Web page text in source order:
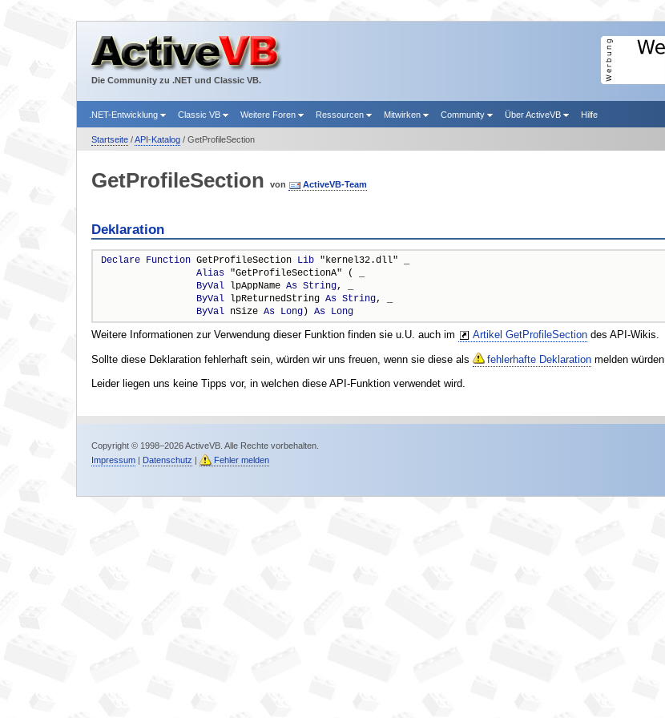
Die Community zu .NET und Classic VB.
.NET-Entwicklung Classic VB Weitere Foren Ressourcen Mitwirken Community Über ActiveVB Hilfe
Startseite/API-Katalog/ GetProfileSection
GetProfileSection von ActiveVB-Team
Deklaration
Declare Function GetProfileSection Lib "kernel32.dll" _
Alias "GetProfileSectionA" ( _
ByVal lpAppName As String, _
ByVal lpReturnedString As String, _
ByVal nSize As Long) As Long
Weitere Informationen zur Verwendung dieser Funktion finden sie u.U. auch im Artikel GetProfileSectiondes API-Wikis.
Sollte diese Deklaration fehlerhaft sein, würden wir uns freuen, wenn sie diese als fehlerhafte Deklarationmelden würden.
Leider liegen uns keine Tipps vor, in welchen diese API-Funktion verwendet wird.
Copyright © 1998–2026 ActiveVB. Alle Rechte vorbehalten.
Impressum| Datenschutz Fehler melden